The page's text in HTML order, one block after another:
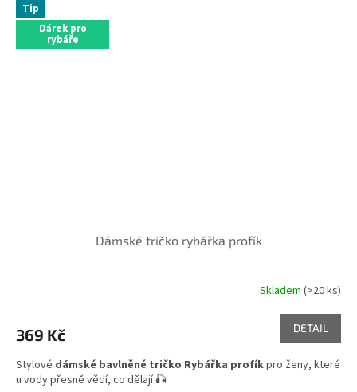
Tip
Dárek pro
rybáře
Dámské tričko rybářka profík
Skladem (>20 ks)
369 Kč DETAIL
Stylové dámské bavlněné tričko Rybářka profíkpro ženy, které
u vody přesně vědí, co dělají 🎣